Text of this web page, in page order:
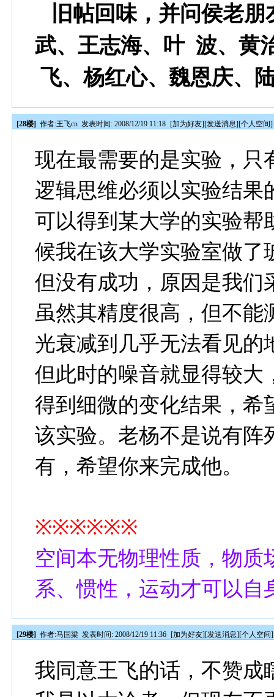
旧帖回味，并问侯老朋
武、王志海、叶 波、黄
飞、杨红心、魏恩庆、
[28楼] 作者:王飞cn 发表时间: 2008/12/19 11:18 [加为好友][发送消息][个人空间]
现在最需要的是实验，只
逻辑思维必须以实验结果
可以得到某大学的实验帮
候我在该大学实验室做了
但没有成功，原因是我们
虽然其精度很高，但不
光衰减到几乎无法看见的
但此时的噪音就显得较大
得到细微的变化结果，希
该实验。老杨不是说有阵
有，希望你来完成他。
※※※※※※
空间本无物理性质，物质
系、惯性，运动才可以自
[29楼] 作者:马国梁 发表时间: 2008/12/19 11:36 [加为好友][发送消息][个人空间]
我同意王飞的话，不赞成